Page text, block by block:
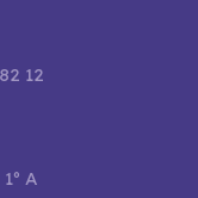
12
A